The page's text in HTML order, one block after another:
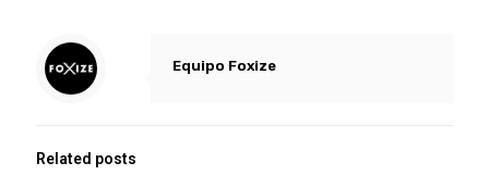
Equipo Foxize
Related posts